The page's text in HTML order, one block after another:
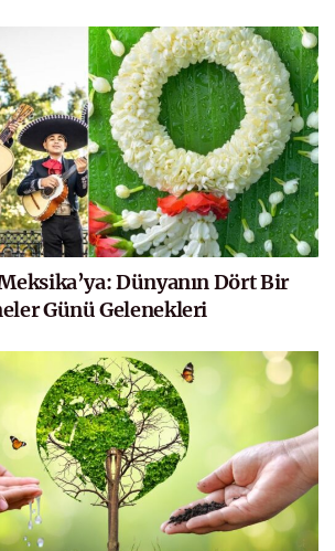
Dünyanın Dört Bir
Günü Gelenekleri